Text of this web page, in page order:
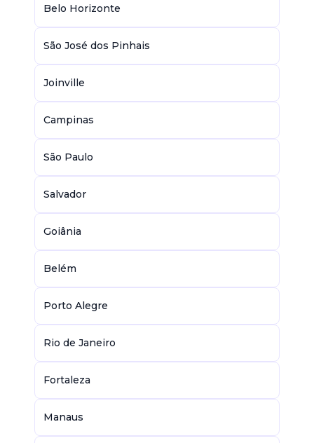
Belo Horizonte
São José dos Pinhais
Joinville
Campinas
São Paulo
Salvador
Goiânia
Belém
Porto Alegre
Rio de Janeiro
Fortaleza
Manaus